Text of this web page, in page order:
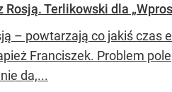
Terlikowski dla
– powtarzają co jakiś czas
Franciszek. Problem
da,...